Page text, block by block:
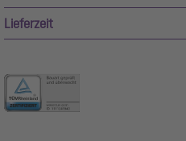
Lieferzeit